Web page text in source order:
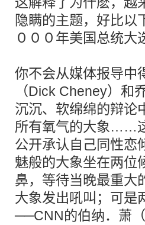
隐瞒的主题，好比以
０００年美国总统大
你不会从媒体报导中
（Dick Cheney）和
沉沉、软绵绵的辩论
所有氧气的大象……
公开承认自己同性恋
魅般的大象坐在两位
鼻，等待当晚最重大
大象发出吼叫；可是
──CNN的伯纳．萧